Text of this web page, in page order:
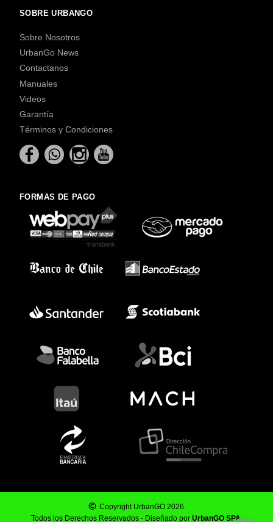
SOBRE URBANGO
Sobre Nosotros
UrbanGo News
Contactanos
Manuales
Videos
Garantía
Términos y Condiciones
FORMAS DE PAGO
Copyright UrbanGO 2026.
Todos los Derechos Reservados - Diseñado por UrbanGO SPA.